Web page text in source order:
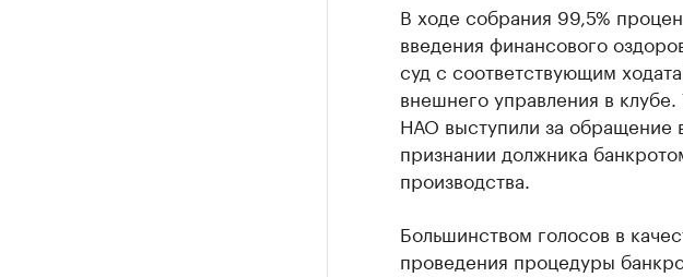
В ходе собрания 99,5%
введения финансового
суд с соответствующим
внешнего управления в
НАО выступили за обращение
признании должника
производства.
Большинством голосов в
проведения процедуры